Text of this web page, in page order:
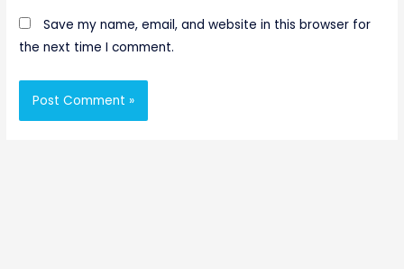
Save my name, email, and website in this browser for
the next time I comment.